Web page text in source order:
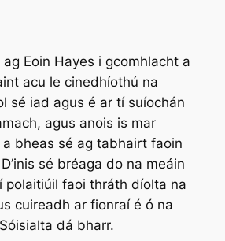
Eoin Hayes i gcomhlacht a
acu le cinedhíothú na
sé iad agus é ar tí suíochán
agus anois is mar
a bheas sé ag tabhairt faoin
sé bréaga do na meáin
polaitiúil faoi thráth díolta na
cuireadh ar fionraí é ó na
dá bharr.